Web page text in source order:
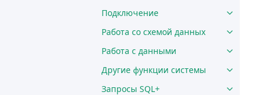
Подключение
Работа со схемой данных
Работа с данными
Другие функции системы
Запросы SQL+